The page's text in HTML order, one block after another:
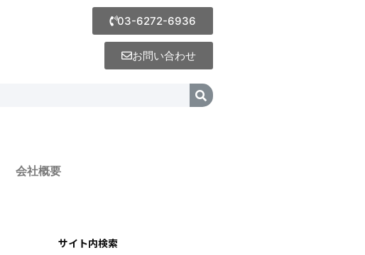
03-6272-6936
お問い合わせ
会社概要
サイト内検索